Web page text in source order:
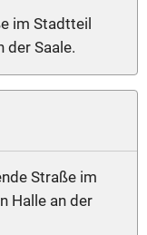
im Stadtteil
der Saale.
Straße im
Halle an der